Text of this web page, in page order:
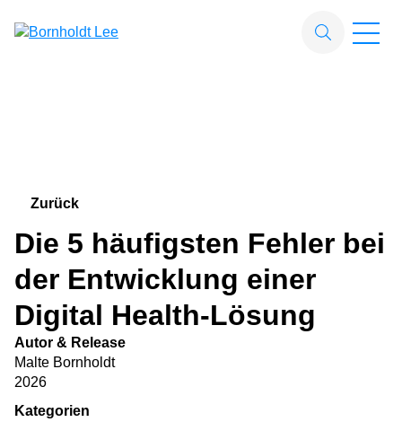
Zurück
Die 5 häufigsten Fehler bei
der Entwicklung einer
Digital Health-Lösung
Autor & Release
Malte Bornholdt
2026
Kategorien